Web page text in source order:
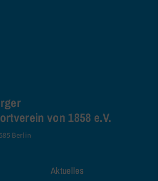
von 1858 e.V.
Berlin
Aktuelles